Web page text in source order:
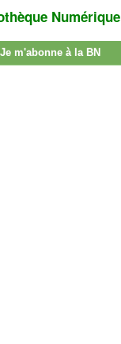
Numérique
Je m'abonne à la BN